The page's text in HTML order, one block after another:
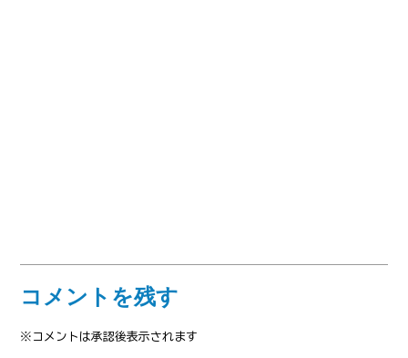
コメントを残す
※コメントは承認後表示されます